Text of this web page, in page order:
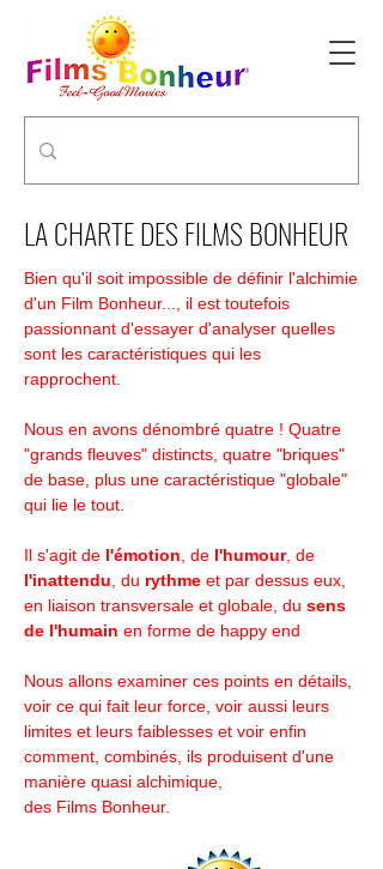
LA CHARTE DES FILMS BONHEUR
Bien qu'il soit impossible de définir l'alchimie
d'un Film Bonheur..., il est toutefois
passionnant d'essayer d'analyser quelles
sont les caractéristiques qui les
rapprochent.
Nous en avons dénombré quatre ! Quatre
"grands fleuves" distincts, quatre "briques"
de base, plus une caractéristique "globale"
qui lie le tout.
Il s'agit de l'émotion , de l'humour, de
l'inattendu , du rythme et par dessus eux,
en liaison transversale et globale, du sens
de l'humain en forme de happy end
Nous allons examiner ces points en détails,
voir ce qui fait leur force, voir aussi leurs
limites et leurs faiblesses et voir enfin
comment, combinés, ils produisent d'une
manière quasi alchimique,
des Films Bonheur.